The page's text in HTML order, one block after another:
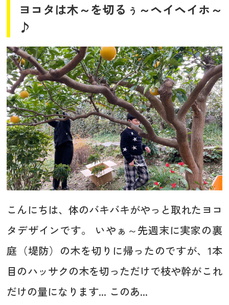
ヨコタは木～を切るぅ～ヘイヘイホ～
♪
こんにちは、体のバキバキがやっと取れたヨコ
タデザインです。 いやぁ～先週末に実家の裏
庭（堤防）の木を切りに帰ったのですが、1本
目のハッサクの木を切っただけで枝や幹がこれ
だけの量になります... このあ...